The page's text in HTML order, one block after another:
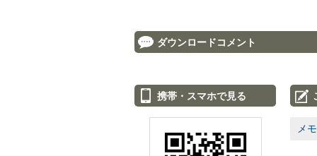
ダウンロードコメント
携帯・スマホで見る
メモ